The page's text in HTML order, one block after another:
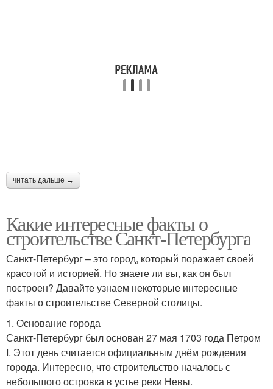
читать дальше →
Какие интересные факты о
строительстве Санкт-Петербурга
Санкт-Петербург – это город, который поражает своей
красотой и историей. Но знаете ли вы, как он был
построен? Давайте узнаем некоторые интересные
факты о строительстве Северной столицы.
1. Основание города
Санкт-Петербург был основан 27 мая 1703 года Петром
I. Этот день считается официальным днём рождения
города. Интересно, что строительство началось с
небольшого островка в устье реки Невы.